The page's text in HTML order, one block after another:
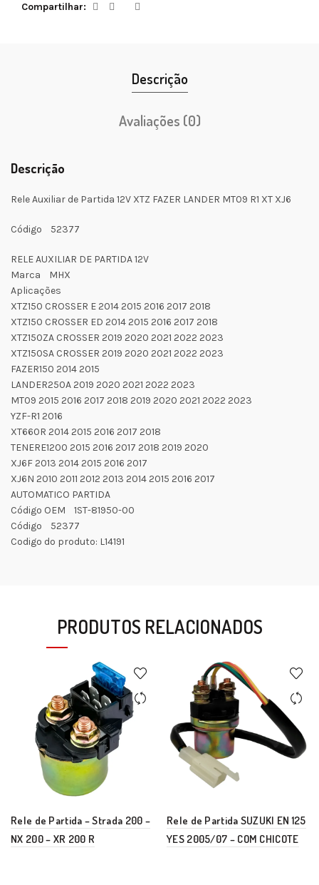
Compartilhar
Descrição
Avaliações (0)
Descrição
Rele Auxiliar de Partida 12V XTZ FAZER LANDER MT09 R1 XT XJ6
Código 52377
RELE AUXILIAR DE PARTIDA 12V
Marca MHX
Aplicações
XTZ150 CROSSER E 2014 2015 2016 2017 2018
XTZ150 CROSSER ED 2014 2015 2016 2017 2018
XTZ150ZA CROSSER 2019 2020 2021 2022 2023
XTZ150SA CROSSER 2019 2020 2021 2022 2023
FAZER150 2014 2015
LANDER250A 2019 2020 2021 2022 2023
MT09 2015 2016 2017 2018 2019 2020 2021 2022 2023
YZF-R1 2016
XT660R 2014 2015 2016 2017 2018
TENERE1200 2015 2016 2017 2018 2019 2020
XJ6F 2013 2014 2015 2016 2017
XJ6N 2010 2011 2012 2013 2014 2015 2016 2017
AUTOMATICO PARTIDA
Código OEM 1ST-81950-00
Código 52377
Codigo do produto: L14191
PRODUTOS RELACIONADOS
Rele de Partida – Strada 200 –
NX 200 – XR 200 R
Rele de Partida SUZUKI EN 125
YES 2005/07 – COM CHICOTE